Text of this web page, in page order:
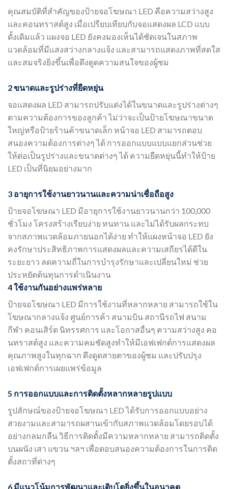
คุณสมบัติที่สำคัญของป้ายจอโฆษณา LED คือความสว่างสูง
และคอนทราสต์สูง เมื่อเปรียบเทียบกับจอแสดงผล LCD แบบ
ดั้งเดิมแล้ว แผงจอ LED ยังคงมองเห็นได้ชัดเจนในสภาพ
แวดล้อมที่มีแสงสว่างกลางแจ้ง และสามารถแสดงภาพที่สดใส
และสมจริงยิ่งขึ้นเพื่อดึงดูดความสนใจของผู้ชม
2 ขนาดและรูปร่างที่ยืดหยุ่น
จอแสดงผล LED สามารถปรับแต่งได้ในขนาดและรูปร่างต่างๆ
ตามความต้องการของลูกค้า ไม่ว่าจะเป็นป้ายโฆษณาขนาด
ใหญ่หรือป้ายร้านค้าขนาดเล็ก หน้าจอ LED สามารถตอบ
สนองความต้องการต่างๆ ได้ การออกแบบแบบแยกส่วนช่วย
ให้ต่อเป็นรูปร่างและขนาดต่างๆ ได้ ความยืดหยุ่นนี้ทำให้ป้าย
LED เป็นที่นิยมอย่างมาก
3 อายุการใช้งานยาวนานและความน่าเชื่อถือสูง
ป้ายจอโฆษณา LED มีอายุการใช้งานยาวนานกว่า 100,000
ชั่วโมง โครงสร้างเรียบง่าย ทนทาน และไม่ได้รับผลกระทบ
จากสภาพแวดล้อมภายนอกได้ง่าย ทำให้แผงหน้าจอ LED ยัง
คงรักษาประสิทธิภาพการแสดงผลและความเสถียรได้ดีใน
ระยะยาว ลดความถี่ในการบำรุงรักษาและเปลี่ยนใหม่ ช่วย
ประหยัดต้นทุนการดำเนินงาน
4 ใช้งานกันอย่างแพร่หลาย
ป้ายจอโฆษณา LED มีการใช้งานที่หลากหลาย สามารถใช้ใน
โฆษณากลางแจ้ง ศูนย์การค้า สนามบิน สถานีรถไฟ สนาม
กีฬา คอนเสิร์ต นิทรรศการ และโอกาสอื่นๆ ความสว่างสูง คอ
นทราสต์สูง และความคมชัดสูงทำให้มีเอฟเฟกต์การแสดงผล
คุณภาพสูงในทุกฉาก ดึงดูดสายตาของผู้ชม และปรับปรุง
เอฟเฟกต์การเผยแพร่ข้อมูล
5 การออกแบบและการติดตั้งหลากหลายรูปแบบ
รูปลักษณ์ของป้ายจอโฆษณา LED ได้รับการออกแบบอย่าง
สวยงามและสามารถผสานเข้ากับสภาพแวดล้อมโดยรอบได้
อย่างกลมกลืน วิธีการติดตั้งมีความหลากหลาย สามารถติดตั้ง
บนผนัง เสา แขวน ฯลฯ เพื่อตอบสนองความต้องการในการติด
ตั้งสถาที่ต่างๆ
6 มีแนวโน้มการพัฒนาและเติบโตยิ่งขึ้นในอนาคต